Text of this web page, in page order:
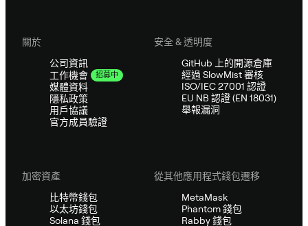
關於
公司資訊
工作機會
招募中
媒體資料
隱私政策
用戶協議
官方成員驗證
安全 & 透明度
GitHub 上的開源倉庫
經過 SlowMist 審核
ISO/IEC 27001 認證
EU NB 認證 (EN 18031)
舉報漏洞
加密資產
比特幣錢包
以太坊錢包
Solana 錢包
從其他應用程式錢包遷移
MetaMask
Phantom 錢包
Rabby 錢包